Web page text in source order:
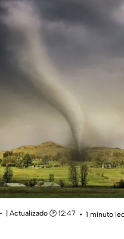
| Actualizado 🕑 12:47
1 minuto